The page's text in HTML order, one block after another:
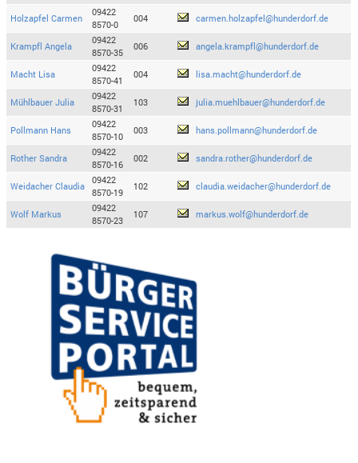
Holzapfel Carmen
09422
8570-0
004 carmen.holzapfel@hunderdorf.de
Krampfl Angela
09422
8570-35
006 angela.krampfl@hunderdorf.de
Macht Lisa
09422
8570-41
004 lisa.macht@hunderdorf.de
Mühlbauer Julia
09422
8570-31
103 julia.muehlbauer@hunderdorf.de
Pollmann Hans
09422
8570-10
003 hans.pollmann@hunderdorf.de
Rother Sandra
09422
8570-16
002 sandra.rother@hunderdorf.de
Weidacher Claudia
09422
8570-19
102 claudia.weidacher@hunderdorf.de
Wolf Markus
09422
8570-23
107 markus.wolf@hunderdorf.de